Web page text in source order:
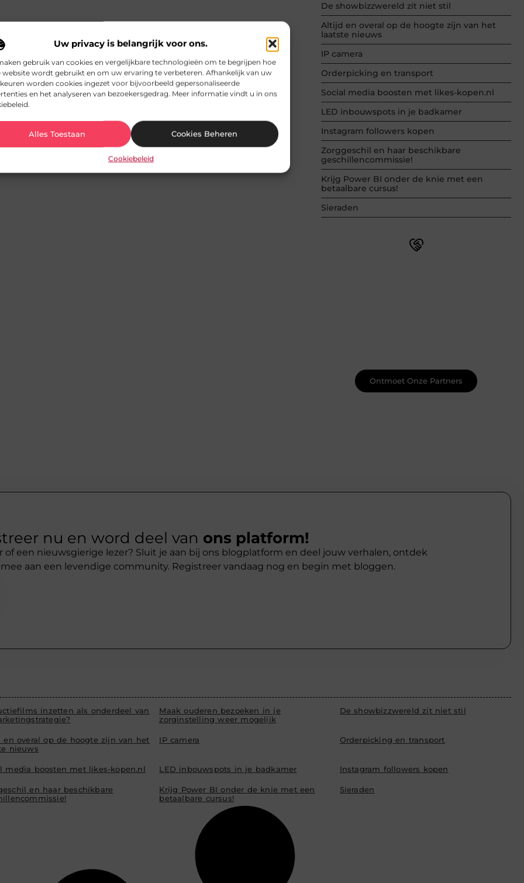
Uw privacy is belangrijk voor ons.
gebruik van cookies en vergelijkbare technologieën om te begrijpen hoe
website wordt gebruikt en om uw ervaring te verbeteren. Afhankelijk van uw
worden cookies ingezet voor bijvoorbeeld gepersonaliseerde
en het analyseren van bezoekersgedrag. Meer informatie vindt u in ons
Alles Toestaan Cookies Beheren
Cookiebeleid
De showbizzwereld zit niet stil
Altijd en overal op de hoogte zijn van het
laatste nieuws
IP camera
Orderpicking en transport
Social media boosten met likes-kopen.nl
LED inbouwspots in je badkamer
Instagram followers kopen
Zorggeschil en haar beschikbare
geschillencommissie!
Krijg Power BI onder de knie met een
betaalbare cursus!
Sieraden
Ontmoet Onze Partners
nu en word deel van ons platform!
of een nieuwsgierige lezer? Sluit je aan bij ons blogplatform en deel jouw verhalen, ontdek
aan een levendige community. Registreer vandaag nog en begin met bloggen.
inzetten als onderdeel van
Maak ouderen bezoeken in je
zorginstelling weer mogelijk
De showbizzwereld zit niet stil
en overal op de hoogte zijn van het
nieuws
IP camera Orderpicking en transport
media boosten met likes-kopen.nl LED inbouwspots in je badkamer Instagram followers kopen
en haar beschikbare
Krijg Power BI onder de knie met een
betaalbare cursus!
Sieraden